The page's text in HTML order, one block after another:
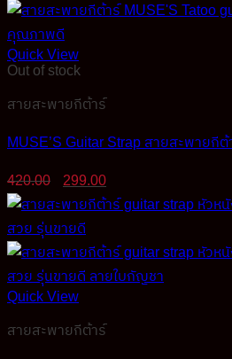
420.00฿.299.00฿.
Quick View
Out of stock
สายสะพายกีต้าร์
MUSE’S Guitar Strap สายสะพายกี
420.00
Original
price
was:
420.00฿.
299.00
is:
Quick View
สายสะพายกีต้าร์